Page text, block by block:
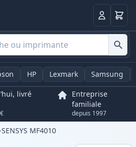
Panier
HP Lexmark Samsung
livré
Entreprise
familiale
depuis 1997
MF4010